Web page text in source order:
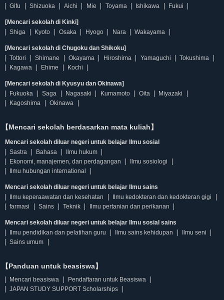
Gifu
Shizuoka Aichi Mie Toyama Ishikawa Fukui
[Mencari sekolah di Kinki]
Shiga
Kyoto Osaka Hyogo Nara Wakayama
[Mencari sekolah di Chugoku dan Shikoku]
Tottori
Shimane Okayama Hiroshima Yamaguchi
Tokushima
Kagawa
Ehime Kochi
[Mencari sekolah di Kyusyu dan Okinawa]
Fukuoka
Saga Nagasaki Kumamoto Oita
Miyazaki
Kagoshima
Okinawa
【Mencari sekolah berdasarkan mata kuliah】
Mencari sekolah diluar negeri untuk belajar Ilmu sosial
Sastra
Bahasa
Ilmu hukum
Ekonomi, manajemen, dan perdagangan
Ilmu sosiologi
Ilmu hubungan international
Mencari sekolah diluar negeri untuk belajar Ilmu sains
Ilmu keperaawatan dan kesehatan
Ilmu kedokteran dan kedokteran gigi
farmasi
Sains Teknik Ilmu pertanian dan perikanan
Mencari sekolah diluar negeri untuk belajar Ilmu sosial sains
Ilmu pendidikan dan pelatihan guru
Ilmu sains kehidupan
Ilmu seni
Sains umum
【Panduan untuk beasiswa】
Mencari beasiswa
Pendaftaran untuk Beasiswa
JAPAN STUDY SUPPORT Scholarships